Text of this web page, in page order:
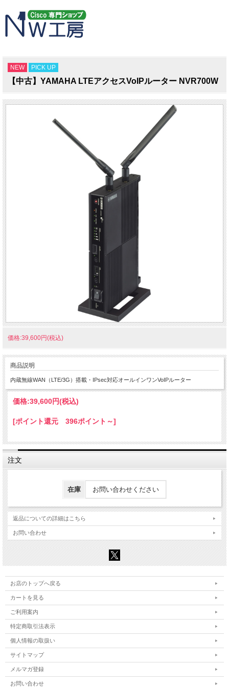
NEW PICK UP
【中古】YAMAHA LTEアクセスVoIPルーター NVR700W
価格:39,600円(税込)
商品説明
内蔵無線WAN（LTE/3G）搭載・IPsec対応オールインワンVoIPルーター
価格:39,600円(税込)
[ポイント還元 396ポイント～]
注文
在庫 お問い合わせください
返品についての詳細はこちら
お問い合わせ
お店のトップへ戻る
カートを見る
ご利用案内
特定商取引法表示
個人情報の取扱い
サイトマップ
メルマガ登録
お問い合わせ